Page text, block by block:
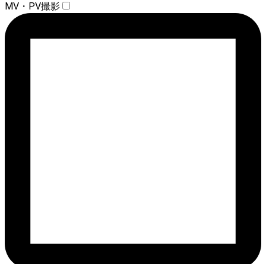
MV・PV撮影